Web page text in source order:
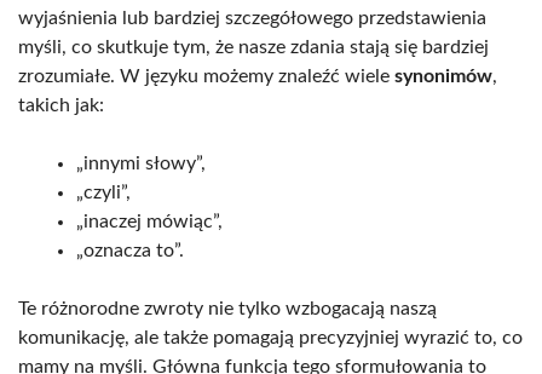
wyjaśnienia lub bardziej szczegółowego przedstawienia
myśli, co skutkuje tym, że nasze zdania stają się bardziej
zrozumiałe. W języku możemy znaleźć wiele synonimów,
takich jak:
„innymi słowy”,
„czyli”,
„inaczej mówiąc”,
„oznacza to”.
Te różnorodne zwroty nie tylko wzbogacają naszą
komunikację, ale także pomagają precyzyjniej wyrazić to, co
mamy na myśli. Główna funkcja tego sformułowania to